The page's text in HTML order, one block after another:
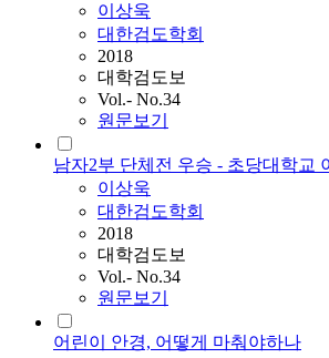
이상욱
대한검도학회
2018
대학검도보
Vol.- No.34
원문보기
남자2부 단체전 우승 - 초당대학교
이상욱
대한검도학회
2018
대학검도보
Vol.- No.34
원문보기
어린이 안경, 어떻게 마춰야하나